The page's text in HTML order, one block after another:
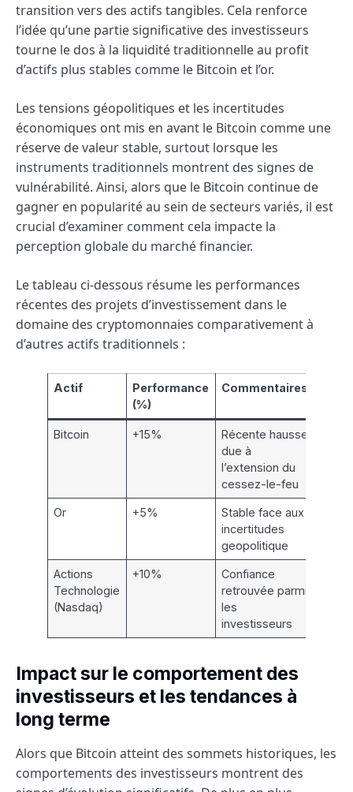
transition vers des actifs tangibles. Cela renforce
l’idée qu’une partie significative des investisseurs
tourne le dos à la liquidité traditionnelle au profit
d’actifs plus stables comme le Bitcoin et l’or.
Les tensions géopolitiques et les incertitudes
économiques ont mis en avant le Bitcoin comme une
réserve de valeur stable, surtout lorsque les
instruments traditionnels montrent des signes de
vulnérabilité. Ainsi, alors que le Bitcoin continue de
gagner en popularité au sein de secteurs variés, il est
crucial d’examiner comment cela impacte la
perception globale du marché financier.
Le tableau ci-dessous résume les performances
récentes des projets d’investissement dans le
domaine des cryptomonnaies comparativement à
d’autres actifs traditionnels :
Actif
Performance
(%)
Commentaires
Bitcoin +15%
Récente hausse
due à
l’extension du
cessez-le-feu
Or +5%
Stable face aux
incertitudes
geopolitique
Actions
Technologie
(Nasdaq)
+10%
Confiance
retrouvée parmi
les
investisseurs
Impact sur le comportement des
investisseurs et les tendances à
long terme
Alors que Bitcoin atteint des sommets historiques, les
comportements des investisseurs montrent des